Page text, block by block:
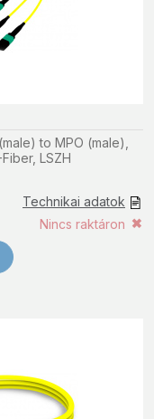
to MPO (male),
LSZH
Technikai adatok
Nincs raktáron